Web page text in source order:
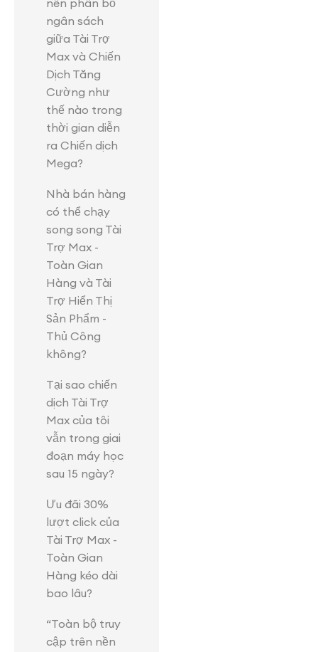
ngân sách
giữa Tài Trợ
Max và Chiến
Dịch Tăng
Cường như
thế nào trong
thời gian diễn
ra Chiến dịch
Mega?
Nhà bán hàng
có thể chạy
song song Tài
Trợ Max -
Toàn Gian
Hàng và Tài
Trợ Hiển Thị
Sản Phẩm -
Thủ Công
không?
Tại sao chiến
dịch Tài Trợ
Max của tôi
vẫn trong giai
đoạn máy học
sau 15 ngày?
Ưu đãi 30%
lượt click của
Tài Trợ Max -
Toàn Gian
Hàng kéo dài
bao lâu?
“Toàn bộ truy
cập trên nền